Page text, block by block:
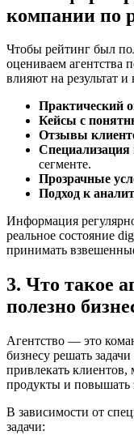
компании по
Чтобы рейтинг был
оцениваем агентства
влияют на результат и
Практический
Кейсы с
Отзывы
Специализация
сегменте.
Прозрачные
Подход к
Информация
реальное состояние
принимать
3. Что такое
полезно
Агентство — это
бизнесу решать
привлекать клиентов,
продукты и повышать
В зависимости от
задачи: